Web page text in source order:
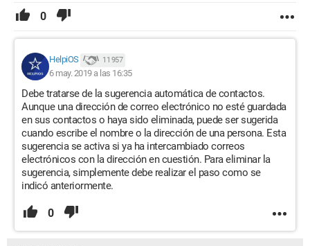
0
HelpiOS 11 957
6 may. 2019 a las 16:35
Debe tratarse de la sugerencia automática de contactos.
Aunque una dirección de correo electrónico no esté guardada
en sus contactos o haya sido eliminada, puede ser sugerida
cuando escribe el nombre o la dirección de una persona. Esta
sugerencia se activa si ya ha intercambiado correos
electrónicos con la dirección en cuestión. Para eliminar la
sugerencia, simplemente debe realizar el paso como se
indicó anteriormente.
0